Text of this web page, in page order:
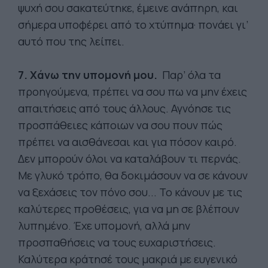
ψυχή σου σακατεύτηκε, έμεινε ανάπηρη, και
σήμερα υποφέρει από το χτύπημα· πονάει γι’
αυτό που της λείπει.
7. Χάνω την υπομονή μου. Παρ’ όλα τα
προηγούμενα, πρέπει να σου πω να μην έχεις
απαιτήσεις από τους άλλους. Αγνόησε τις
προσπάθειες κάποιων να σου πουν πώς
πρέπει να αισθάνεσαι και για πόσον καιρό.
Δεν μπορούν όλοι να καταλάβουν τι περνάς.
Με γλυκό τρόπο, θα δοκιμάσουν να σε κάνουν
να ξεχάσεις τον πόνο σου... Το κάνουν με τις
καλύτερες προθέσεις, για να μη σε βλέπουν
λυπημένο. Έχε υπομονή, αλλά μην
προσπαθήσεις να τους ευχαριστήσεις.
Καλύτερα κράτησέ τους μακριά με ευγενικό